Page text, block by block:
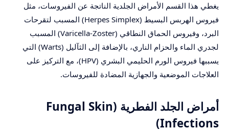
يغطي هذا القسم الأمراض الجلدية الناتجة عن الفيروسات، مثل
فيروس الهربس البسيط (Herpes Simplex) المسبب لتقرحات
البرد، وفيروس الحماق النطاقي (Varicella-Zoster) المسبب
لجدري الماء والحزام الناري، بالإضافة إلى الثآليل (Warts) التي
يسببها فيروس الورم الحليمي البشري (HPV)، مع التركيز على
العلاجات الموضعية والجهازية المضادة للفيروسات.
أمراض الجلد الفطرية (Fungal Skin
Infections)